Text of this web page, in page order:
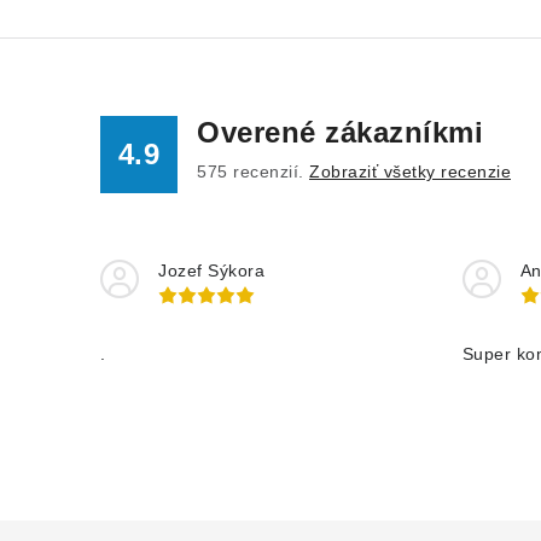
4.9
Overené zákazníkmi
575 recenzií. Zobraziť všetky recenzie
Jozef Sýkora
Super